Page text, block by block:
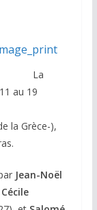
La
au 19
la Grèce-),
Jean-Noël
Cécile